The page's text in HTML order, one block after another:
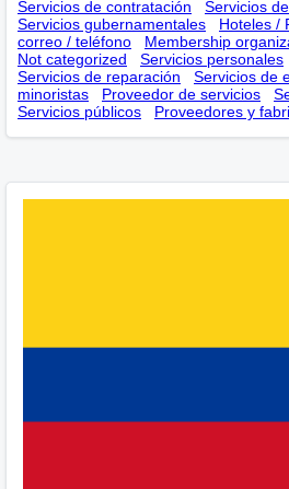
Servicios de contratación
Servicios
Servicios gubernamentales
Hoteles /
correo / teléfono
Membership
Not categorized
Servicios personales
Servicios de reparación
Servicios de
minoristas
Proveedor de servicios
Servicios públicos
Proveedores y